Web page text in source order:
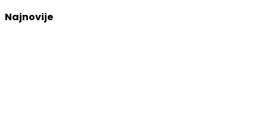
Najnovije